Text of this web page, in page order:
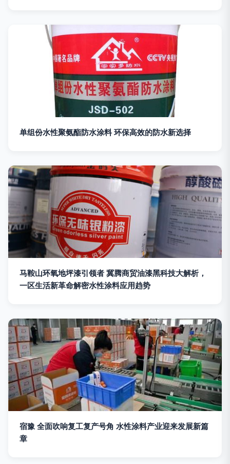
单组份水性聚氨酯防水涂料 环保高效的防水新选择
马鞍山环氧地坪漆引领者 冀腾商贸油漆黑科技大解析，
一区生活新革命解密水性涂料应用趋势
宿豫 全面吹响复工复产号角 水性涂料产业迎来发展新篇
章